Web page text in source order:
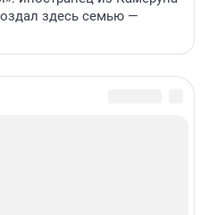
здесь семью —